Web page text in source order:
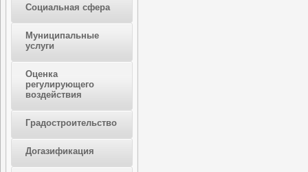
Социальная сфера
Муниципальные
услуги
Оценка
регулирующего
воздействия
Градостроительство
Догазификация